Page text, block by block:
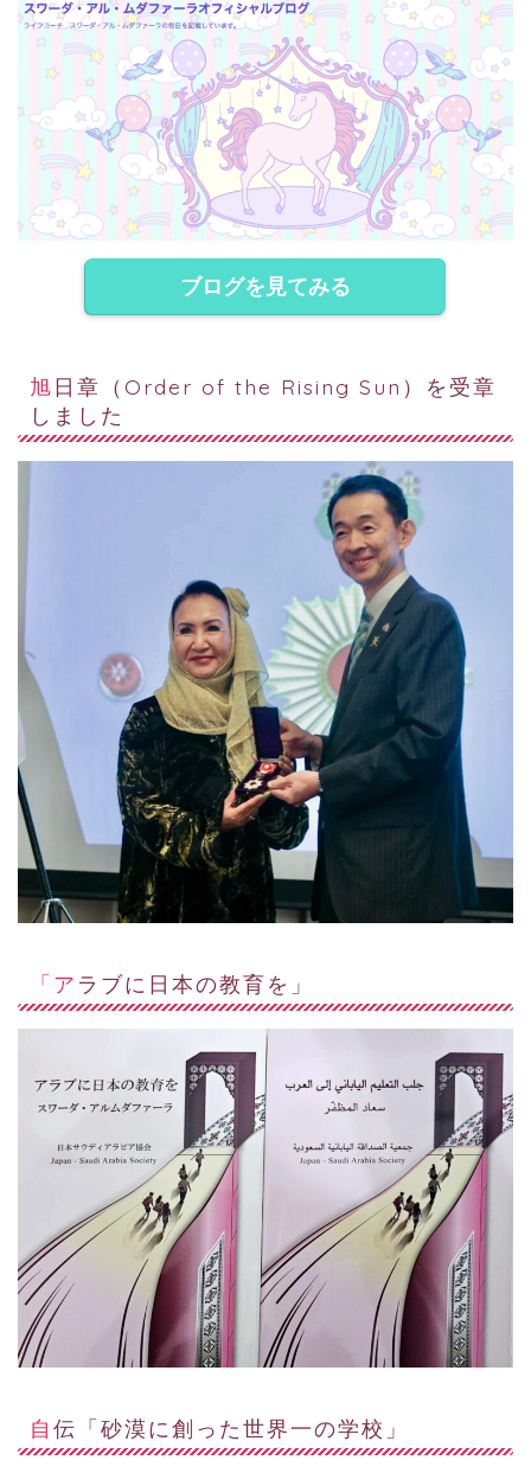
ブログを見てみる
旭日章（Order of the Rising Sun）を受章
しました
「アラブに日本の教育を」
自伝「砂漠に創った世界一の学校」